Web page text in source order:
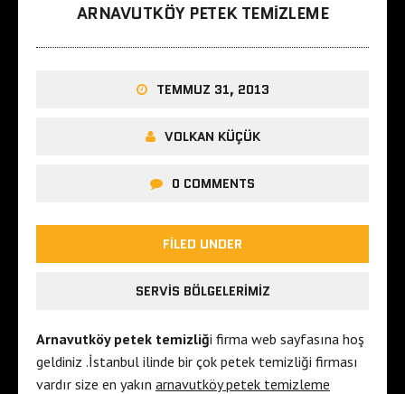
ARNAVUTKÖY PETEK TEMIZLEME
TEMMUZ 31, 2013
VOLKAN KÜÇÜK
0 COMMENTS
FILED UNDER
SERVIS BÖLGELERIMIZ
Arnavutköy petek temizliği firma web sayfasına hoş
geldiniz .İstanbul ilinde bir çok petek temizliği firması
vardır size en yakın arnavutköy petek temizleme